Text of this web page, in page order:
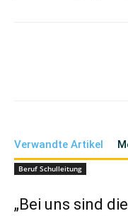
Verwandte Artikel
Beruf Schulleitung
„Bei uns sind